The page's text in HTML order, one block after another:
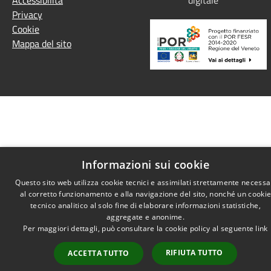
Privacy
Cookie
Mappa del sito
Informazioni sui cookie
Questo sito web utilizza cookie tecnici e assimilati strettamente
al corretto funzionamento e alla navigazione del sito, nonché un cookie
tecnico analitico al solo fine di elaborare informazioni statistiche,
aggregate e anonime.
Per maggiori dettagli, può consultare la cookie policy al seguente link
ACCETTA TUTTO RIFIUTA TUTTO